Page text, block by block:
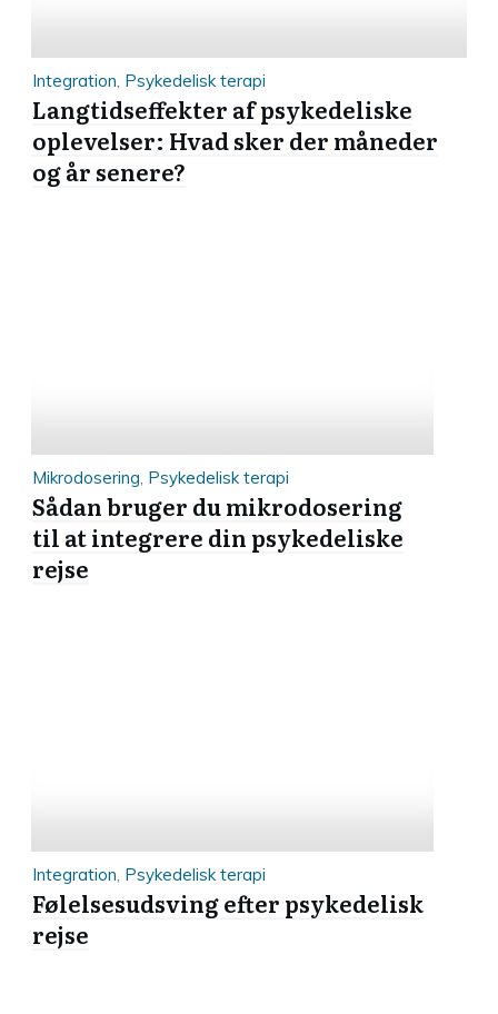
Integration Psykedelisk terapi
Langtidseffekter af psykedeliske
oplevelser: Hvad sker der måneder
og år senere?
Mikrodosering Psykedelisk terapi
Sådan bruger du mikrodosering
til at integrere din psykedeliske
rejse
Integration Psykedelisk terapi
Følelsesudsving efter psykedelisk
rejse